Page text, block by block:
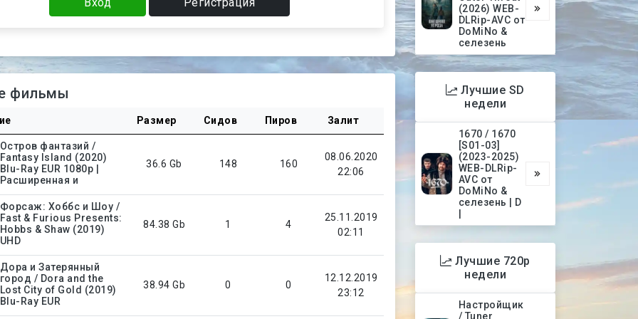
фильмы
Размер Сидов Пиров Залит
Остров фантазий /
Fantasy Island (2020)
Blu-Ray EUR 1080p |
Расширенная и
36.6 Gb 148 160
08.06.2020
22:06
Форсаж: Хоббс и Шоу /
Fast & Furious Presents:
Hobbs & Shaw (2019)
UHD
84.38 Gb 1 4
25.11.2019
02:11
Дора и Затерянный
город / Dora and the
Lost City of Gold (2019)
Blu-Ray EUR
38.94 Gb 0 0
12.12.2019
23:12
(2026) WEB-
DLRip-AVC от
DoMiNo &
селезень
Лучшие SD
недели
1670 / 1670
[S01-03]
(2023-2025)
WEB-DLRip-
AVC от
DoMiNo &
селезень | D
Лучшие 720p
недели
Настройщик
/ Tuner